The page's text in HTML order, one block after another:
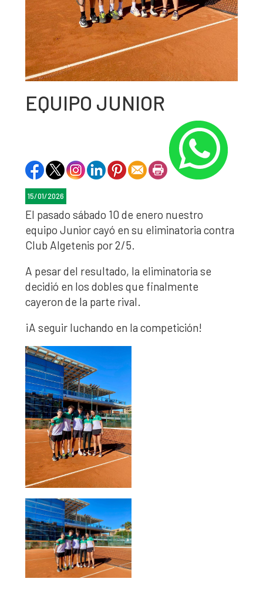
EQUIPO JUNIOR
15/01/2026
El pasado sábado 10 de enero nuestro
equipo Junior cayó en su eliminatoria contra
Club Algetenis por 2/5.
A pesar del resultado, la eliminatoria se
decidió en los dobles que finalmente
cayeron de la parte rival.
¡A seguir luchando en la competición!